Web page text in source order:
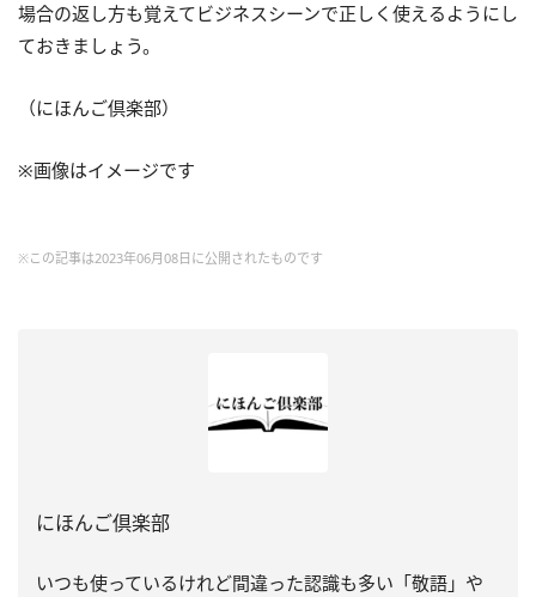
場合の返し方も覚えてビジネスシーンで正しく使えるようにし
ておきましょう。
（にほんご倶楽部）
※画像はイメージです
※この記事は2023年06月08日に公開されたものです
にほんご倶楽部
いつも使っているけれど間違った認識も多い「敬語」や